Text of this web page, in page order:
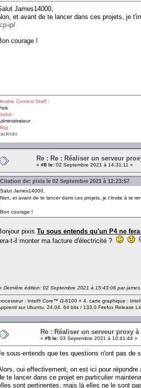
James14000,
et avant de te lancer dans ces projets, je
ip/
courage !
Contest Staff :
:
:
Re : Re : Réaliser un serveur
« #8 le: 02 Septembre 2021 à 14:31:11 »
Citation de: pixis le 02 Septembre 2021 à 12:23:57
Salut James14000,
Non, et avant de te lancer dans ces projets, je t'invite à te
Bon courage !
pixis Tu sous entends qu'un P4 ne
t-il monter ma facture d'électricité ?
Dernière édition: 02 Septembre 2021 à 15:43:06 par
: Intel® Core™ i3-6100 × 4. carte graphique :
sur Ubuntu. 24.04. 64 bits / 133.0 Firefox Release
Re : Réaliser un serveur proxy
« #9 le: 03 Septembre 2021 à 10:41:44 »
sous-entends que tes questions n'ont pas de
oui effectivement, on est ici pour
te lancer dans ce projet en particulier
sont pertinentes, mais là elles ne le sont